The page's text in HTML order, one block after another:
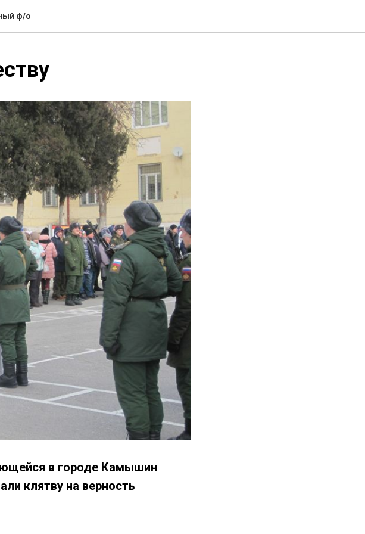
ф/о
в городе Камышин
клятву на верность